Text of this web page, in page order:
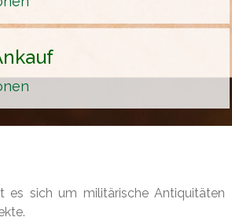
es sich um militärische Antiquitäten